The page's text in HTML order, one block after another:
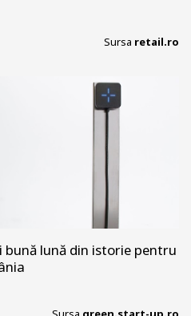
Sursa retail.ro
lună din istorie pentru